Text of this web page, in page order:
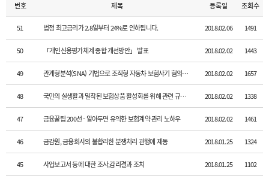
번호 제목 등록일 조회수
51 법정 최고금리가 2.8일부터 24%로 인하됩니다. 2018.02.06 1491
50 「개인신용평가체계 종합 개선방안」 발표 2018.02.02 1443
49 관계형분석(SNA) 기법으로 조직형 자동차 보험사기 혐의자 대거 적발 2018.02.02 1657
48 국민의 실생활과 밀착된 보험상품 활성화를 위해 관련 규제를 대폭 완화하.. 2018.02.02 1338
47 금융꿀팁 200선 - 알아두면 유익한 보험계약 관리 노하우 2018.02.02 1461
46 금감원, 금융회사의 불합리한 분쟁처리 관행에 제동 2018.01.25 1324
45 사업보고서 등에 대한 조사,감리결과 조치 2018.01.25 1102